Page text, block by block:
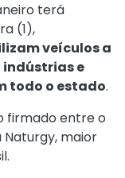
terá
(1),
veículos a
indústrias e
todo o estado.
firmado entre o
maior